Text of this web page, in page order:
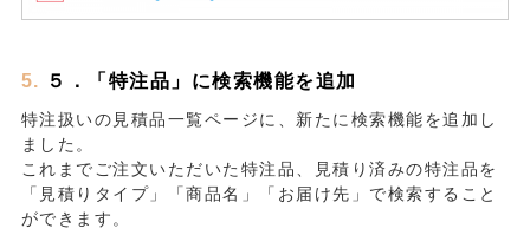
５．「特注品」に検索機能を追加
特注扱いの見積品一覧ページに、新たに検索機能を追加し
ました。
これまでご注文いただいた特注品、見積り済みの特注品を
「見積りタイプ」「商品名」「お届け先」で検索すること
ができます。